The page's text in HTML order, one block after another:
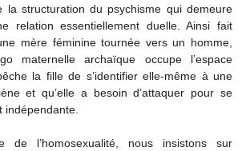
la structuration du psychisme qui demeure
relation essentiellement duelle. Ainsi fait
mère féminine tournée vers un homme,
maternelle archaïque occupe l’espace
la fille de s’identifier elle-même à une
et qu’elle a besoin d’attaquer pour se
indépendante.
de l’homosexualité, nous insistons sur